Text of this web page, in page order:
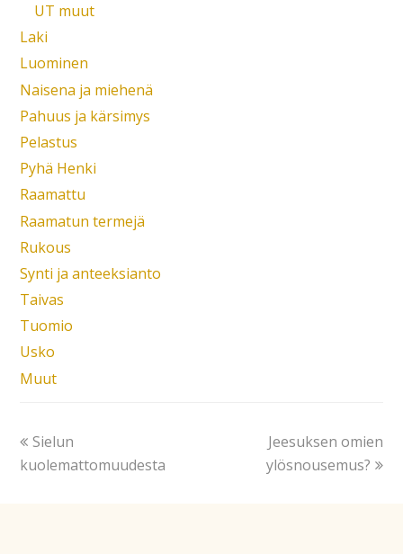
UT muut
Laki
Luominen
Naisena ja miehenä
Pahuus ja kärsimys
Pelastus
Pyhä Henki
Raamattu
Raamatun termejä
Rukous
Synti ja anteeksianto
Taivas
Tuomio
Usko
Muut
Sielun
kuolemattomuudesta
Jeesuksen omien
ylösnousemus?